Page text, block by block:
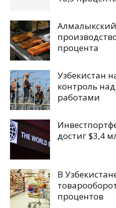
процента
Узбекистан
контроль
работами
достиг $3,4
В
процентов